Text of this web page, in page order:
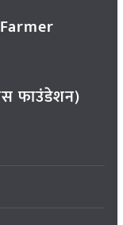
फाउंडेशन)